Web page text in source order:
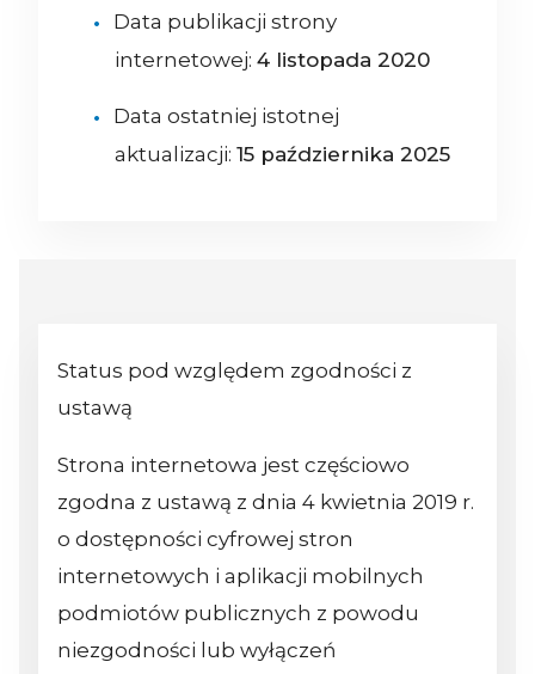
Data publikacji strony
internetowej: 4 listopada 2020
Data ostatniej istotnej
aktualizacji: 15 października 2025
Status pod względem zgodności z
ustawą
Strona internetowa jest częściowo
zgodna z ustawą z dnia 4 kwietnia 2019 r.
o dostępności cyfrowej stron
internetowych i aplikacji mobilnych
podmiotów publicznych z powodu
niezgodności lub wyłączeń